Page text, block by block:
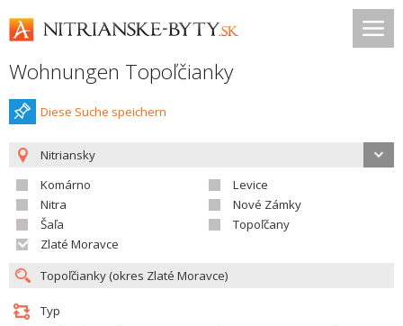
Wohnungen Topoľčianky
Diese Suche speichern
Nitriansky
Komárno
Levice
Nitra
Nové Zámky
Šaľa
Topoľčany
Zlaté Moravce
Typ